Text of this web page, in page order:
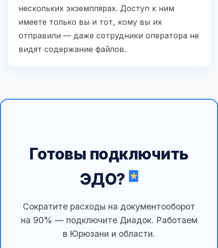
нескольких экземплярах. Доступ к ним
имеете только вы и тот, кому вы их
отправили — даже сотрудники оператора не
видят содержание файлов.
Готовы подключить
ЭДО?
Сократите расходы на документооборот
на 90% — подключите Диадок. Работаем
в Юрюзани и области.